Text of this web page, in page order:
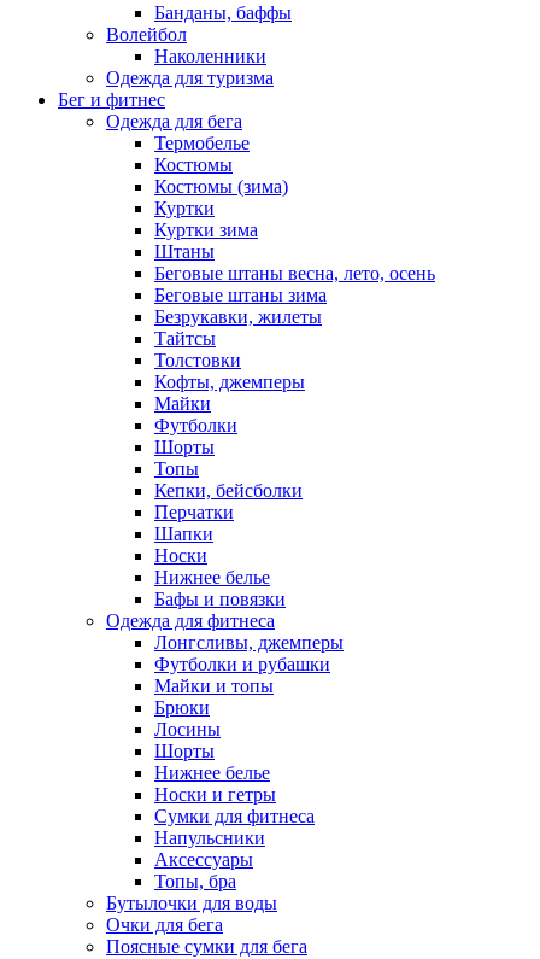
Банданы, баффы
Волейбол
Наколенники
Одежда для туризма
Бег и фитнес
Одежда для бега
Термобелье
Костюмы
Костюмы (зима)
Куртки
Куртки зима
Штаны
Беговые штаны весна, лето, осень
Беговые штаны зима
Безрукавки, жилеты
Тайтсы
Толстовки
Кофты, джемперы
Майки
Футболки
Шорты
Топы
Кепки, бейсболки
Перчатки
Шапки
Носки
Нижнее белье
Бафы и повязки
Одежда для фитнеса
Лонгсливы, джемперы
Футболки и рубашки
Майки и топы
Брюки
Лосины
Шорты
Нижнее белье
Носки и гетры
Сумки для фитнеса
Напульсники
Аксессуары
Топы, бра
Бутылочки для воды
Очки для бега
Поясные сумки для бега